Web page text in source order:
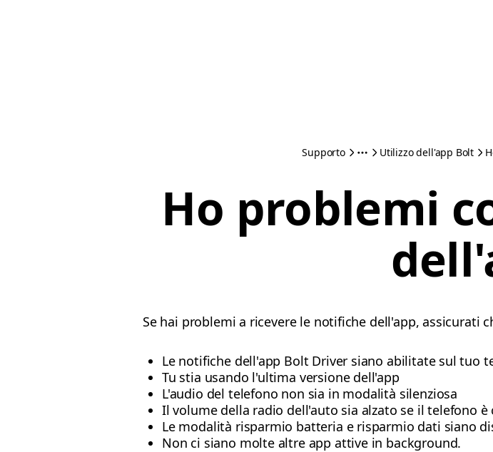
Supporto Utilizzo dell'app Bolt
Ho problemi
Se hai problemi a ricevere le notifiche dell'app, assicurati
Le notifiche dell'app Bolt Driver siano abilitate sul tuo
Tu stia usando l'ultima versione dell'app
L'audio del telefono non sia in modalità silenziosa
Il volume della radio dell'auto sia alzato se il telefono
Le modalità risparmio batteria e risparmio dati siano
Non ci siano molte altre app attive in background.